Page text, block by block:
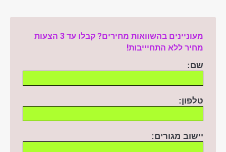
מעוניינים בהשוואות מחירים? קבלו עד 3 הצעות
מחיר ללא התחיייבות!
שם:
טלפון:
יישוב מגורים: